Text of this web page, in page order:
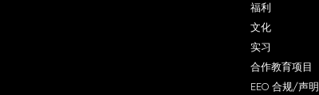
福利
文化
实习
合作教育项目
EEO 合规/声明